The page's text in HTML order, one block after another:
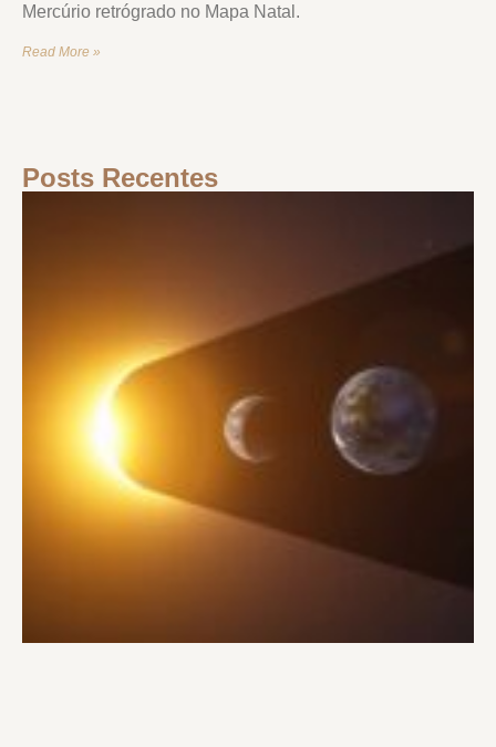
Mercúrio retrógrado no Mapa Natal.
Read More »
Posts Recentes